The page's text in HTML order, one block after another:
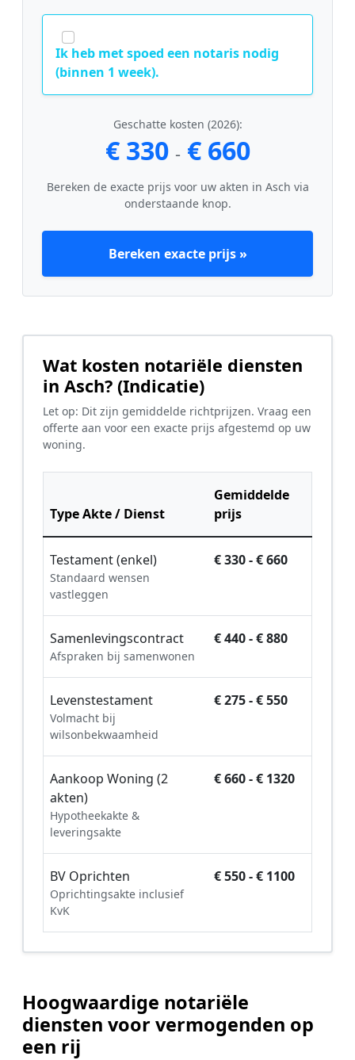
Ik heb met spoed een notaris nodig
(binnen 1 week).
Geschatte kosten (2026):
€ 330 - € 660
Bereken de exacte prijs voor uw akten in Asch via
onderstaande knop.
Bereken exacte prijs »
Wat kosten notariële diensten
in Asch? (Indicatie)
Let op: Dit zijn gemiddelde richtprijzen. Vraag een
offerte aan voor een exacte prijs afgestemd op uw
woning.
Type Akte / Dienst
Gemiddelde
prijs
Testament (enkel)
Standaard wensen
vastleggen
€ 330 - € 660
Samenlevingscontract
Afspraken bij samenwonen
€ 440 - € 880
Levenstestament
Volmacht bij
wilsonbekwaamheid
€ 275 - € 550
Aankoop Woning (2
akten)
Hypotheekakte &
leveringsakte
€ 660 - € 1320
BV Oprichten
Oprichtingsakte inclusief
KvK
€ 550 - € 1100
Hoogwaardige notariële
diensten voor vermogenden op
een rij